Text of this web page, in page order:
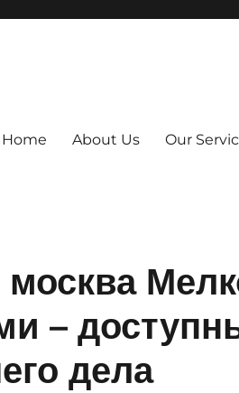
Home About Us Our
–
дела